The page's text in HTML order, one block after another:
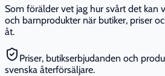
Som förälder vet jag hur svårt det kan
och barnprodukter när butiker, priser
åt.
Priser, butikserbjudanden och
svenska återförsäljare.